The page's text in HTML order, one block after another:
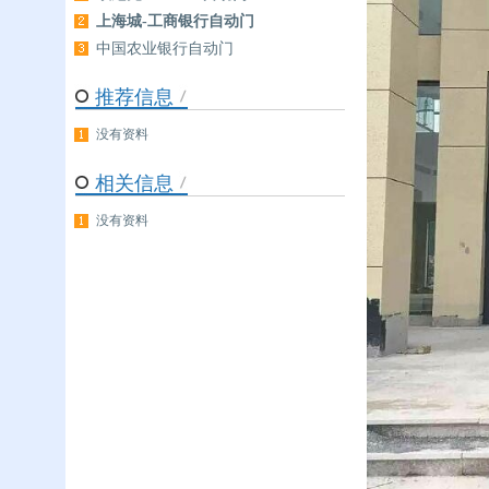
上海城-工商银行自动门
中国农业银行自动门
推荐信息
没有资料
相关信息
没有资料